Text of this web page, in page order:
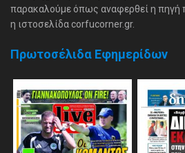
παρακαλούμε όπως αναφερθεί η πηγή
η ιστοσελίδα corfucorner.gr.
Πρωτοσέλιδα Εφημερίδων